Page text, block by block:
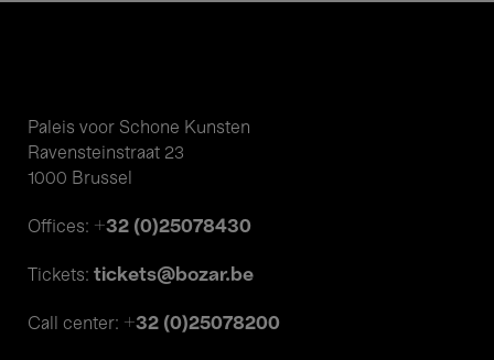
Paleis voor Schone Kunsten
Ravensteinstraat 23
1000 Brussel
Offices: +32 (0)25078430
Tickets: tickets@bozar.be
Call center: +32 (0)25078200